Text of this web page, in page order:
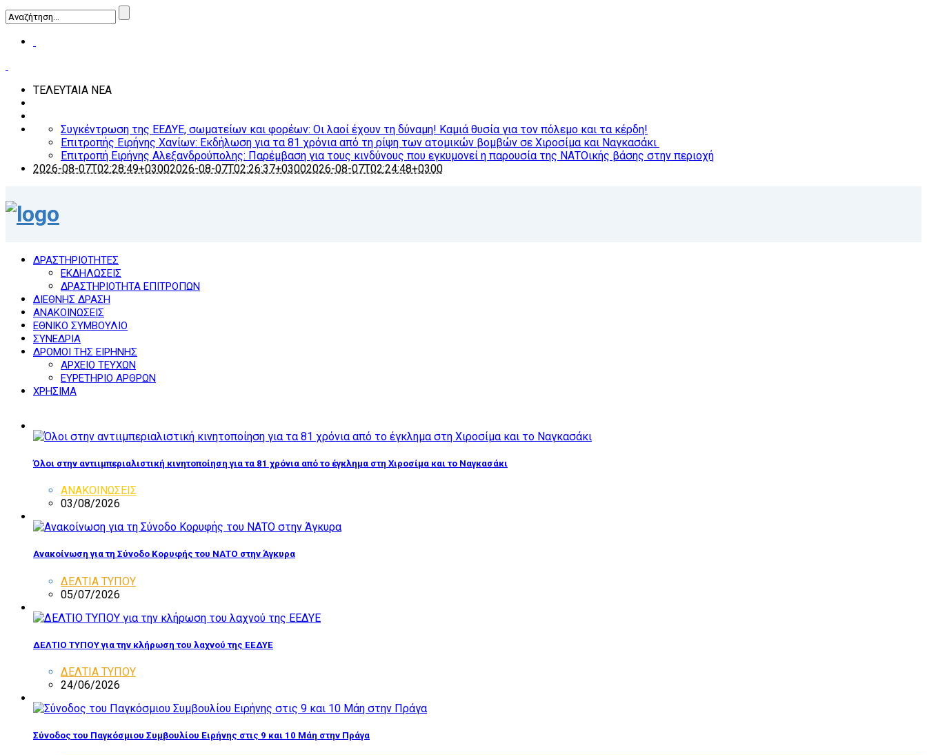
ΤΕΛΕΥΤΑΙΑ ΝΕΑ
Συγκέντρωση της ΕΕΔΥΕ, σωματείων και φορέων: Οι λαοί έχουν τη δύναμη! Καμιά θυσία για τον πόλεμο και τα κέρδη!
Επιτροπής Ειρήνης Χανίων: Εκδήλωση για τα 81 χρόνια από τη ρίψη των ατομικών βομβών σε Χιροσίμα και Ναγκασάκι
Επιτροπή Ειρήνης Αλεξανδρούπολης: Παρέμβαση για τους κινδύνους που εγκυμονεί η παρουσία της ΝΑΤΟικής βάσης στην περιοχή
2026-08-07T02:28:49+03002026-08-07T02:26:37+03002026-08-07T02:24:48+0300
ΔΡΑΣΤΗΡΙΟΤΗΤΕΣ
ΕΚΔΗΛΩΣΕΙΣ
ΔΡΑΣΤΗΡΙΟΤΗΤΑ ΕΠΙΤΡΟΠΩΝ
ΔΙΕΘΝΗΣ ΔΡΑΣΗ
ΑΝΑΚΟΙΝΩΣΕΙΣ
ΕΘΝΙΚΟ ΣΥΜΒΟΥΛΙΟ
ΣΥΝΕΔΡΙΑ
ΔΡΟΜΟΙ ΤΗΣ ΕΙΡΗΝΗΣ
ΑΡΧΕΙΟ ΤΕΥΧΩΝ
ΕΥΡΕΤΗΡΙΟ ΑΡΘΡΩΝ
ΧΡΗΣΙΜΑ
Όλοι στην αντιιμπεριαλιστική κινητοποίηση για τα 81 χρόνια από το έγκλημα στη Χιροσίμα και το Ναγκασάκι
ΑΝΑΚΟΙΝΩΣΕΙΣ
03/08/2026
Ανακοίνωση για τη Σύνοδο Κορυφής του ΝΑΤΟ στην Άγκυρα
ΔΕΛΤΙΑ ΤΥΠΟΥ
05/07/2026
ΔΕΛΤΙΟ ΤΥΠΟΥ για την κλήρωση του λαχνού της ΕΕΔΥΕ
ΔΕΛΤΙΑ ΤΥΠΟΥ
24/06/2026
Σύνοδος του Παγκόσμιου Συμβουλίου Ειρήνης στις 9 και 10 Μάη στην Πράγα